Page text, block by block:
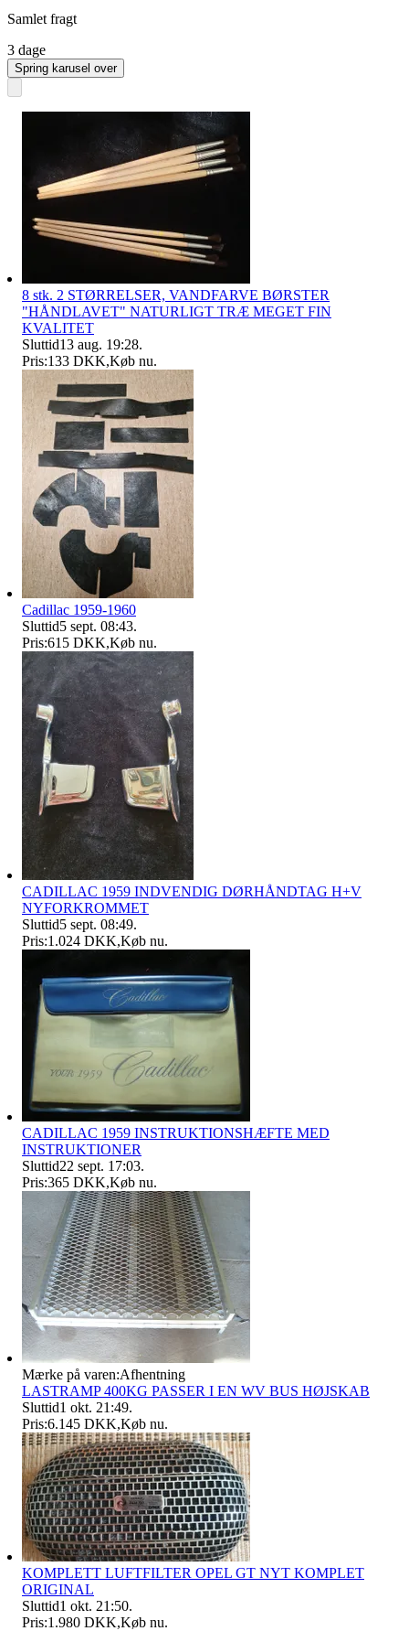
Samlet fragt
3 dage
Spring karusel over
8 stk. 2 STØRRELSER, VANDFARVE BØRSTER
"HÅNDLAVET" NATURLIGT TRÆ MEGET FIN
KVALITET
Sluttid13 aug. 19:28.
Pris:133 DKK,Køb nu.
Cadillac 1959-1960
Sluttid5 sept. 08:43.
Pris:615 DKK,Køb nu.
CADILLAC 1959 INDVENDIG DØRHÅNDTAG H+V
NYFORKROMMET
Sluttid5 sept. 08:49.
Pris:1.024 DKK,Køb nu.
CADILLAC 1959 INSTRUKTIONSHÆFTE MED
INSTRUKTIONER
Sluttid22 sept. 17:03.
Pris:365 DKK,Køb nu.
Mærke på varen:Afhentning
LASTRAMP 400KG PASSER I EN WV BUS HØJSKAB
Sluttid1 okt. 21:49.
Pris:6.145 DKK,Køb nu.
KOMPLETT LUFTFILTER OPEL GT NYT KOMPLET
ORIGINAL
Sluttid1 okt. 21:50.
Pris:1.980 DKK,Køb nu.